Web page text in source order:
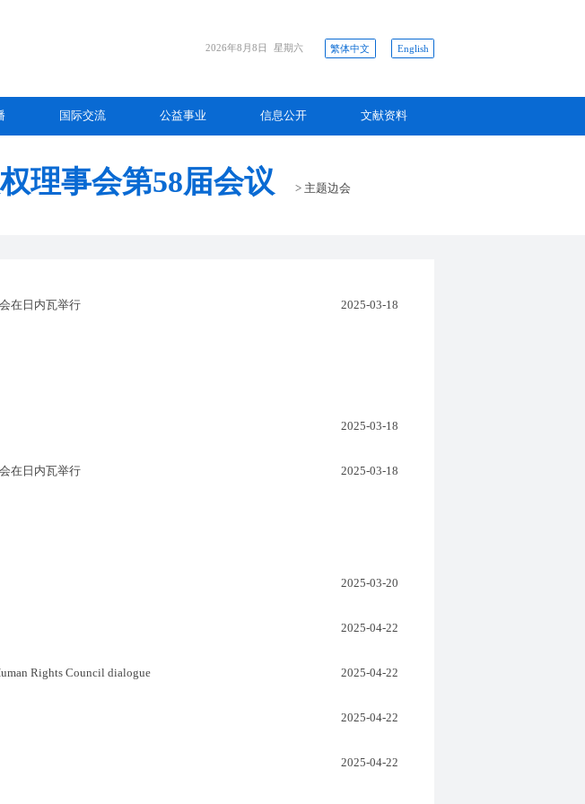
2026年8月8日 星期六 繁体中文 English
国际交流 公益事业 信息公开 文献资料
理事会第58届会议 >主题边会
在日内瓦举行 2025-03-18
2025-03-18
在日内瓦举行 2025-03-18
2025-03-20
2025-04-22
Rights Council dialogue 2025-04-22
2025-04-22
2025-04-22